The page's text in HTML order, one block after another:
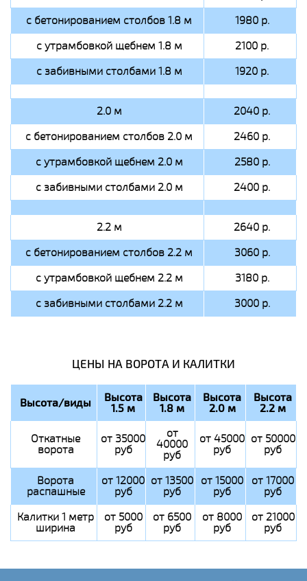
с бетонированием столбов 1.8 м
1980 р.
с утрамбовкой щебнем 1.8 м
2100 р.
с забивными столбами 1.8 м
1920 р.
2.0 м
2040 р.
с бетонированием столбов 2.0 м
2460 р.
с утрамбовкой щебнем 2.0 м
2580 р.
с забивными столбами 2.0 м
2400 р.
2.2 м
2640 р.
с бетонированием столбов 2.2 м
3060 р.
с утрамбовкой щебнем 2.2 м
3180 р.
с забивными столбами 2.2 м
3000 р.
ЦЕНЫ НА ВОРОТА И КАЛИТКИ
Высота/виды Высота
1.5 м
Высота
1.8 м
Высота
2.0 м
Высота
2.2 м
Откатные
ворота
от 35000
руб
от
40000
руб
от 45000
руб
от 50000
руб
Ворота
распашные
от 12000
руб
от 13500
руб
от 15000
руб
от 17000
руб
Калитки 1 метр
ширина
от 5000
руб
от 6500
руб
от 8000
руб
от 21000
руб